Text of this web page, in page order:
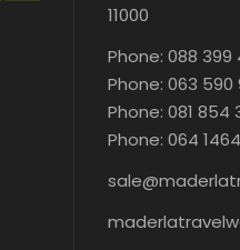
11000
Phone: 088 399
Phone: 063 590
Phone: 081 854
Phone: 064